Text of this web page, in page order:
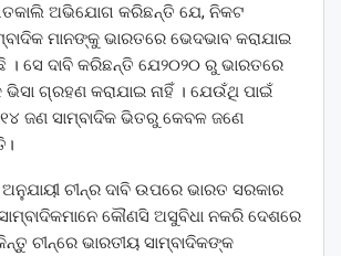
ଅଭିଯୋଗ କରିଛନ୍ତି ଯେ, ନିକଟ
ମାନଙ୍କୁ ଭାରତରେ ଭେଦଭାବ କରାଯାଇ
। ସେ ଦାବି କରିଛନ୍ତି ଯେ୨୦୨୦ ରୁ ଭାରତରେ
ଭିସା ଗ୍ରହଣ କରାଯାଇ ନାହିଁ । ଯେଉଁଥି ପାଇଁ
ଜଣ ସାମ୍ବାଦିକ ଭିତରୁ କେବଳ ଜଣେ
ଚୀନ୍‌ର ଦାବି ଉପରେ ଭାରତ ସରକାର
କୌଣସି ଅସୁବିଧା ନକରି ଦେଶରେ
ଚୀନ୍‌ରେ ଭାରତୀୟ ସାମ୍ବାଦିକଙ୍କ